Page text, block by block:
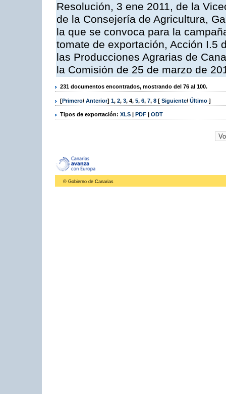
Resolución, 3 ene 2011, de la
de la Consejería de Agricultura,
la que se convoca para la
tomate de exportación, Acción I.5
las Producciones Agrarias de
la Comisión de 25 de marzo de
231 documentos encontrados, mostrando del 76 al 100.
[Primero/ Anterior] 1, 2, 3, 4, 5, 6, 7, 8 [ Siguiente/ Último ]
Tipos de exportación: XLS | PDF | ODT
© Gobierno de Canarias